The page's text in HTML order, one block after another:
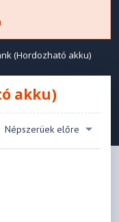
(Hordozható akku)
akku)
Népszerüek előre